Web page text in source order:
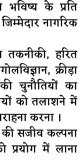
भविष्य के प्रति
नागरिक
तकनीकी, हरित
क्रीड़ा
चुनौतियों का
को तलाशने में
करना ।
सजीव कल्पना
में लाना